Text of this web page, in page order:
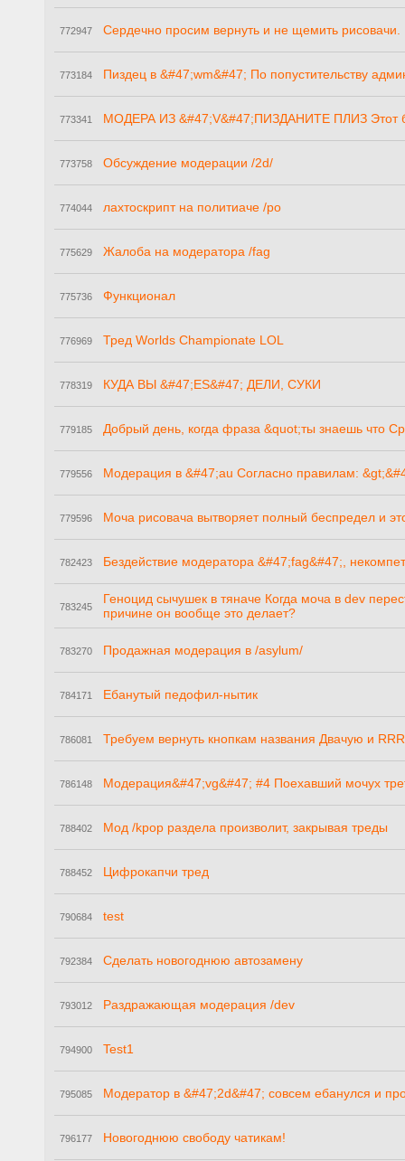
772947 Сердечно просим вернуть и не щемить рисовачи.
773184 Пиздец в &#47;wm&#47; По попустительству
773341 МОДЕРА ИЗ &#47;V&#47;ПИЗДАНИТЕ ПЛИЗ Этот
773758 Обсуждение модерации /2d/
774044 лахтоскрипт на политиаче /po
775629 Жалоба на модератора /fag
775736 Функционал
776969 Тред Worlds Championate LOL
778319 КУДА ВЫ &#47;ES&#47; ДЕЛИ, СУКИ
779185 Добрый день, когда фраза &quot;ты знaeшь что
779556 Модерация в &#47;au Согласно правилам:
779596 Моча рисовача вытворяет полный беспредел и
782423 Бездействие модератора &#47;fag&#47;,
783245
Геноцид сычушек в тяначе Когда моча в dev
причине он вообще это делает?
783270 Продажная модерация в /asylum/
784171 Ебанутый педофил-нытик
786081 Требуем вернуть кнопкам названия Двачую и
786148 Модерация&#47;vg&#47; #4 Поехавший мочух
788402 Мод /kpop раздела произволит, закрывая треды
788452 Цифрокапчи тред
790684 test
792384 Сделать новогоднюю автозамену
793012 Раздражающая модерация /dev
794900 Test1
795085 Модератор в &#47;2d&#47; совсем ебанулся и
796177 Новогоднюю свободу чатикам!